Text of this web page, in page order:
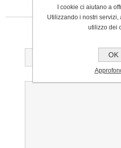
SCRIVI UNA
Solo gli utenti registrati
Testo della
I cookie ci aiutano a
Utilizzando i nostri servizi,
utilizzo dei
OK